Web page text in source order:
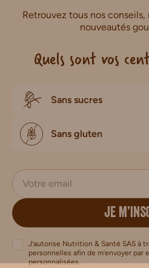
Retrouvez tous nos
nouveautés
Quels sont vos
Sans sucres
Sans gluten
JE
J’autorise Nutrition & Santé SAS à
personnelles afin de m’envoyer par
personnalisées.